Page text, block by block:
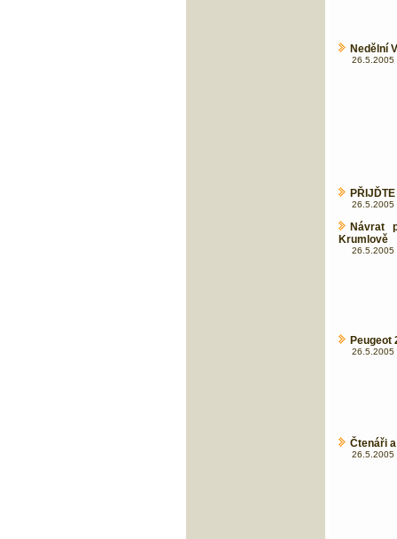
Nedělní
26.5.2005
26.5.2005
Návrat
Krumlově
26.5.2005
Peugeot
26.5.2005
Čtenáři
26.5.2005